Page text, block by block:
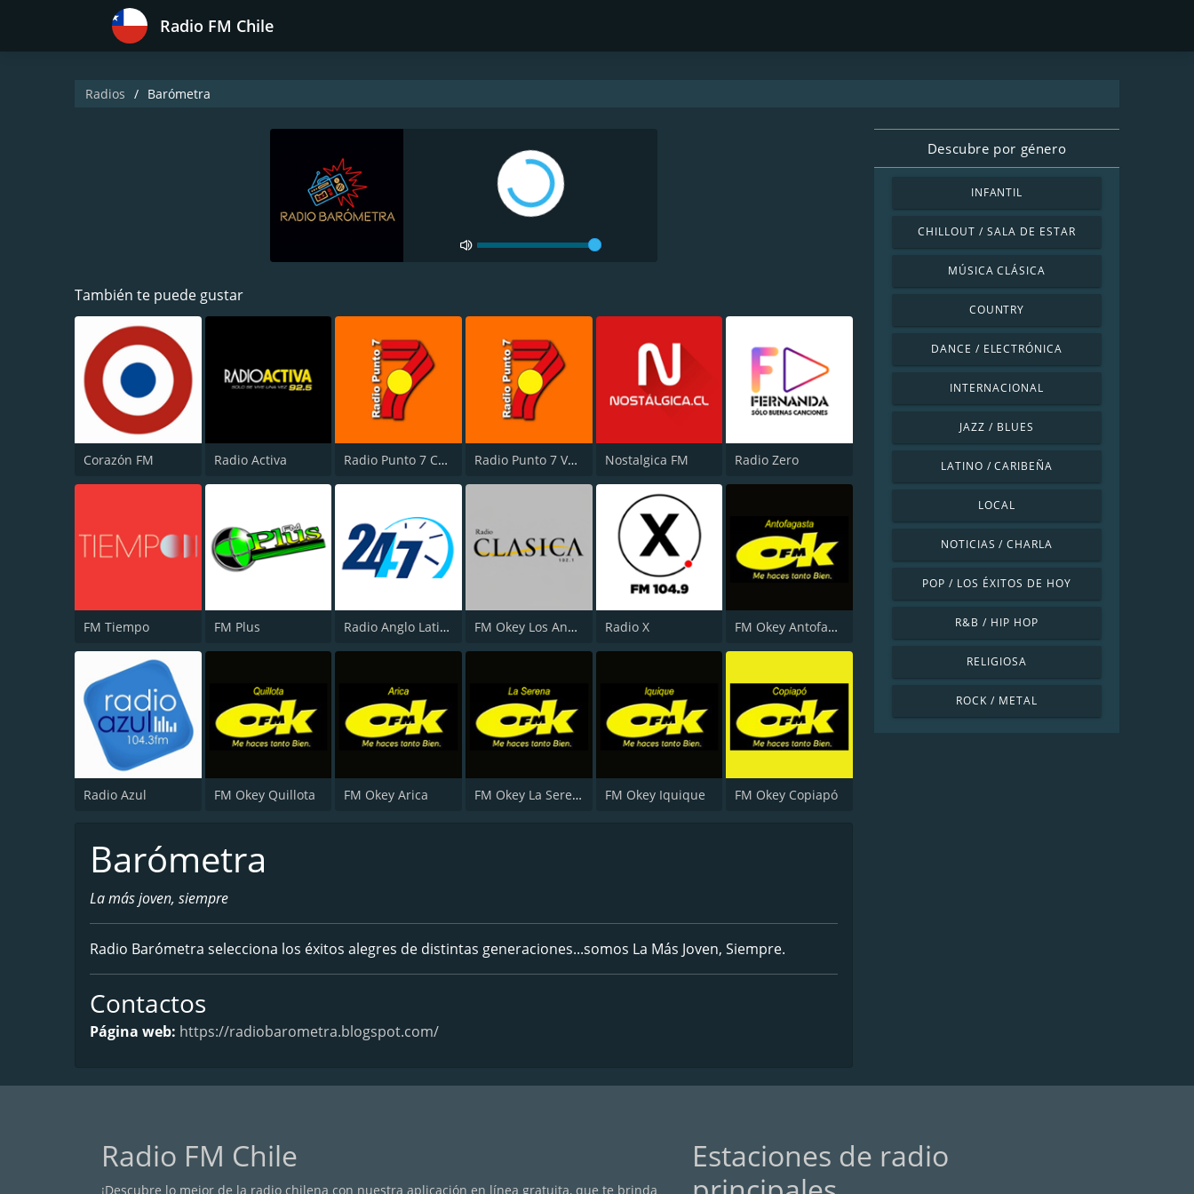
Radio FM Chile
Radios Barómetra
También te puede gustar
Corazón FM Radio Activa Radio Punto 7 Concepción Radio Punto 7 Valparaíso Nostalgica FM Radio Zero
FM Tiempo FM Plus Radio Anglo Latina FM Okey Los Andes Radio X FM Okey Antofagasta
Radio Azul FM Okey Quillota FM Okey Arica FM Okey La Serena FM Okey Iquique FM Okey Copiapó
Barómetra
La más joven, siempre
Radio Barómetra selecciona los éxitos alegres de distintas generaciones...somos La Más Joven, Siempre.
Contactos
Página web: https://radiobarometra.blogspot.com/
Descubre por género
INFANTIL
CHILLOUT / SALA DE ESTAR
MÚSICA CLÁSICA
COUNTRY
DANCE / ELECTRÓNICA
INTERNACIONAL
JAZZ / BLUES
LATINO / CARIBEÑA
LOCAL
NOTICIAS / CHARLA
POP / LOS ÉXITOS DE HOY
R&B / HIP HOP
RELIGIOSA
ROCK / METAL
Radio FM Chile
¡Descubre lo mejor de la radio chilena con nuestra aplicación en línea gratuita, que te brinda
Estaciones de radio